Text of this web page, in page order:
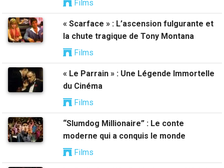
Films
« Scarface » : L’ascension fulgurante et
la chute tragique de Tony Montana
Films
« Le Parrain » : Une Légende Immortelle
du Cinéma
Films
“Slumdog Millionaire” : Le conte
moderne qui a conquis le monde
Films